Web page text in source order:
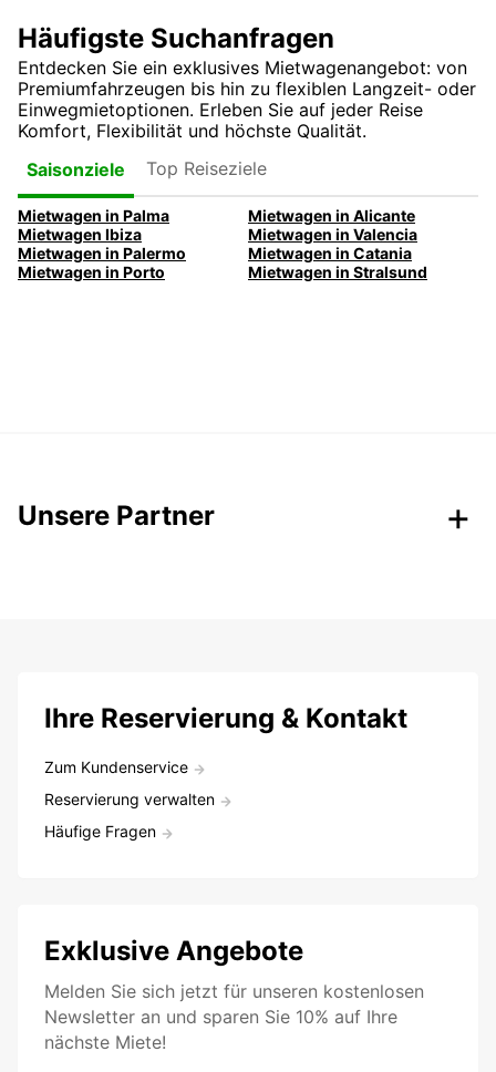
Häufigste Suchanfragen
Entdecken Sie ein exklusives Mietwagenangebot: von
Premiumfahrzeugen bis hin zu flexiblen Langzeit- oder
Einwegmietoptionen. Erleben Sie auf jeder Reise
Komfort, Flexibilität und höchste Qualität.
Saisonziele
Top Reiseziele
Mietwagen in Palma
Mietwagen in Alicante
Mietwagen Ibiza
Mietwagen in Valencia
Mietwagen in Palermo
Mietwagen in Catania
Mietwagen in Porto
Mietwagen in Stralsund
Unsere Partner
Ihre Reservierung & Kontakt
Zum Kundenservice
Reservierung verwalten
Häufige Fragen
Exklusive Angebote
Melden Sie sich jetzt für unseren kostenlosen
Newsletter an und sparen Sie 10% auf Ihre
nächste Miete!